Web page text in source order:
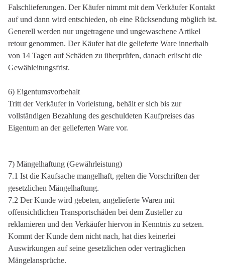
Falschlieferungen. Der Käufer nimmt mit dem Verkäufer Kontakt
auf und dann wird entschieden, ob eine Rücksendung möglich ist.
Generell werden nur ungetragene und ungewaschene Artikel
retour genommen. Der Käufer hat die gelieferte Ware innerhalb
von 14 Tagen auf Schäden zu überprüfen, danach erlischt die
Gewähleitungsfrist.
6) Eigentumsvorbehalt
Tritt der Verkäufer in Vorleistung, behält er sich bis zur
vollständigen Bezahlung des geschuldeten Kaufpreises das
Eigentum an der gelieferten Ware vor.
7) Mängelhaftung (Gewährleistung)
7.1 Ist die Kaufsache mangelhaft, gelten die Vorschriften der
gesetzlichen Mängelhaftung.
7.2 Der Kunde wird gebeten, angelieferte Waren mit
offensichtlichen Transportschäden bei dem Zusteller zu
reklamieren und den Verkäufer hiervon in Kenntnis zu setzen.
Kommt der Kunde dem nicht nach, hat dies keinerlei
Auswirkungen auf seine gesetzlichen oder vertraglichen
Mängelansprüche.